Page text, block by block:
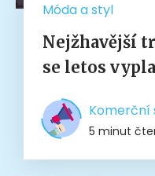
Móda a styl
Nejžhavější
se letos
Komerční
5 minut